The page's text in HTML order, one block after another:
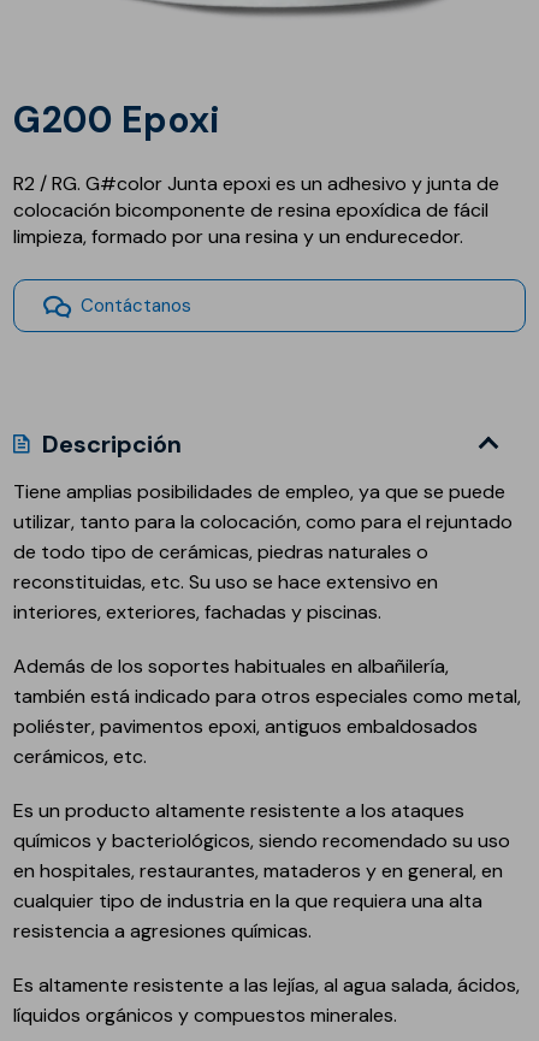
G200 Epoxi
R2 / RG. G#color Junta epoxi es un adhesivo y junta de
colocación bicomponente de resina epoxídica de fácil
limpieza, formado por una resina y un endurecedor.
Contáctanos
Descripción
Tiene amplias posibilidades de empleo, ya que se puede
utilizar, tanto para la colocación, como para el rejuntado
de todo tipo de cerámicas, piedras naturales o
reconstituidas, etc. Su uso se hace extensivo en
interiores, exteriores, fachadas y piscinas.
Además de los soportes habituales en albañilería,
también está indicado para otros especiales como metal,
poliéster, pavimentos epoxi, antiguos embaldosados
cerámicos, etc.
Es un producto altamente resistente a los ataques
químicos y bacteriológicos, siendo recomendado su uso
en hospitales, restaurantes, mataderos y en general, en
cualquier tipo de industria en la que requiera una alta
resistencia a agresiones químicas.
Es altamente resistente a las lejías, al agua salada, ácidos,
líquidos orgánicos y compuestos minerales.